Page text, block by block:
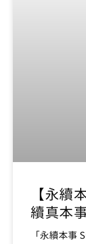
【永續
續真本
「永續本事